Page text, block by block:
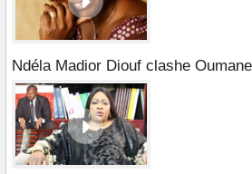
Ndéla Madior Diouf clashe